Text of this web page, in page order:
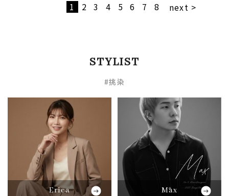
1 2 3 4 5 6 7 8 next >
STYLIST
#挑染
Erica Max